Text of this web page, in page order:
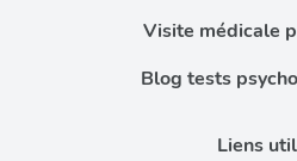
Liens
Visite médicale
Blog tests